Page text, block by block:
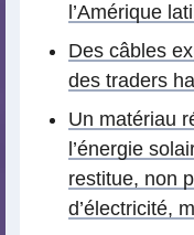
l’Amérique
Des câbles
des traders
Un matériau
l’énergie
restitue, non
d’électricité,